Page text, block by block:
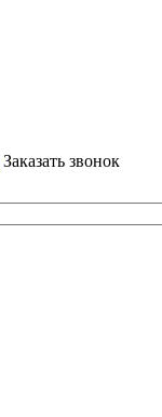
Заказать звонок